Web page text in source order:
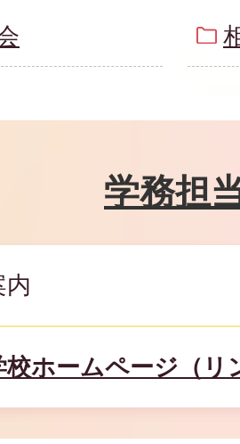
学務担
内
校ホームページ（リ